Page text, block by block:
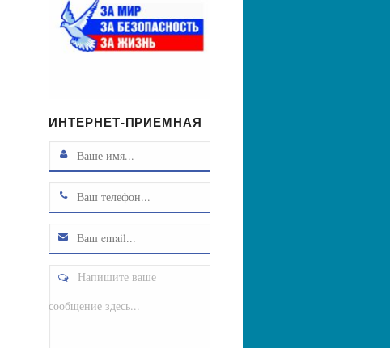
ИНТЕРНЕТ-ПРИЕМНАЯ
Напишите ваше
сообщение здесь...